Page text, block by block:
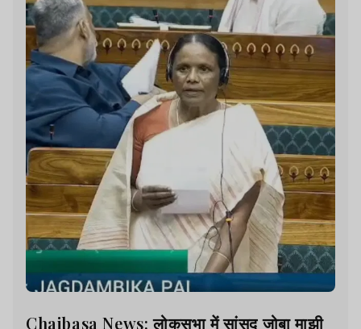
Chaibasa News: लोकसभा में सांसद जोबा माझी